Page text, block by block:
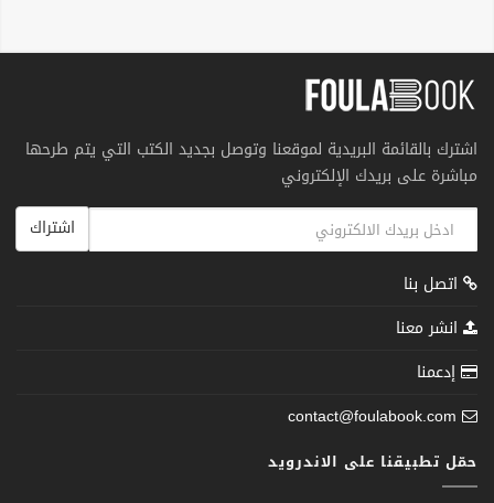
اشترك بالقائمة البريدية لموقعنا وتوصل بجديد الكتب التي يتم طرحها
مباشرة على بريدك الإلكتروني
اشتراك
اتصل بنا
انشر معنا
إدعمنا
contact@foulabook.com
حمّل تطبيقنا على الاندرويد